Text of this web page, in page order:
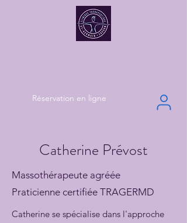
Réservation en ligne
Catherine Prévost
Massothérapeute agréée
Praticienne certifiée TRAGERMD
Catherine se spécialise dans l'approche